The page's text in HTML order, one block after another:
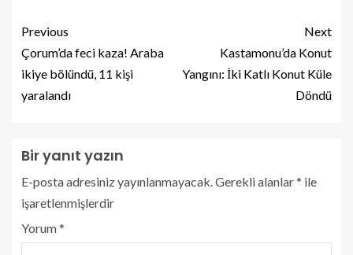
Previous
Çorum’da feci kaza! Araba
ikiye bölündü, 11 kişi
yaralandı
Next
Kastamonu’da Konut
Yangını: İki Katlı Konut Küle
Döndü
Bir yanıt yazın
E-posta adresiniz yayınlanmayacak. Gerekli alanlar* ile
işaretlenmişlerdir
Yorum*